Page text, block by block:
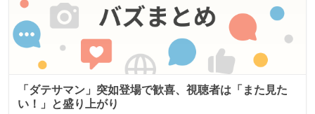
「ダテサマン」突如登場で歓喜、視聴者は「また見た
い！」と盛り上がり